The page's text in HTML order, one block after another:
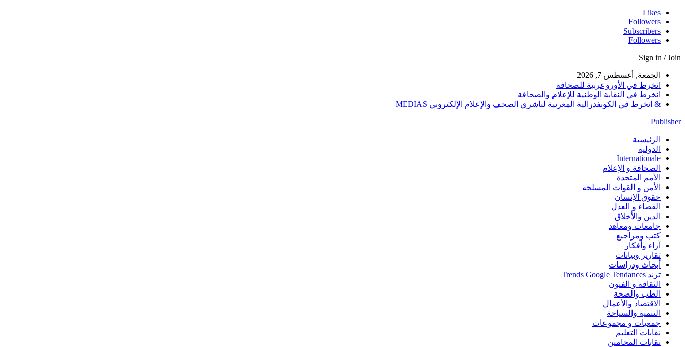
Likes
Followers
Subscribers
Followers
Sign in / Join
الجمعة, أغسطس 7, 2026
انخرط في الأوروعربية للصحافة
انخرط في النقابة الوطنية للإعلام والصحافة
& انخرط في الكونفدرالية المغربية لناشري الصحف والإعلام الإلكتروني MEDIAS
Publisher
الرئيسية
الدولية
Internationale
الصحافة و الإعلام
الأمم المتحدة
الأمن و القوات المسلحة
حقوق الإنسان
القضاء و العدل
الدين والأخلاق
جامعات ومعاهد
كتب ومراجيع
آراء وأفكار
تقارير وبيانات
أبحاث ودراسات
ترند Trends Google Tendances
الثقافة و الفنون
الطب والصحة
الاقتصاد والأعمال
التنمية والسياحة
جمعيات و مجموعات
نقابات التعليم
نقابات المحامين